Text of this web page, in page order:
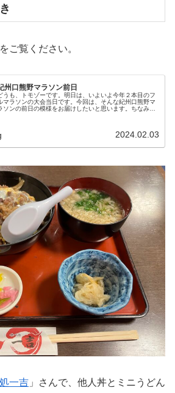
をご覧ください。
州口熊野マラソン前日
うも、トモゾーです。明日は、いよいよ今年２本目のフ
マラソンの大会当日です。今回は、そんな紀州口熊野マ
ソンの前日の模様をお届けしたいと思います。ちなみ
2024.02.03
一吉 」さんで、他人丼とミニうどん